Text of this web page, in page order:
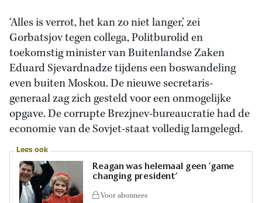
‘Alles is verrot, het kan zo niet langer,’ zei
Gorbatsjov tegen collega, Politburolid en
toekomstig minister van Buitenlandse Zaken
Eduard Sjevardnadze tijdens een boswandeling
even buiten Moskou. De nieuwe secretaris-
generaal zag zich gesteld voor een onmogelijke
opgave. De corrupte Brezjnev-bureaucratie had de
economie van de Sovjet-staat volledig lamgelegd.
Lees ook
Reagan was helemaal geen ‘game
changing president’
Voor abonnees